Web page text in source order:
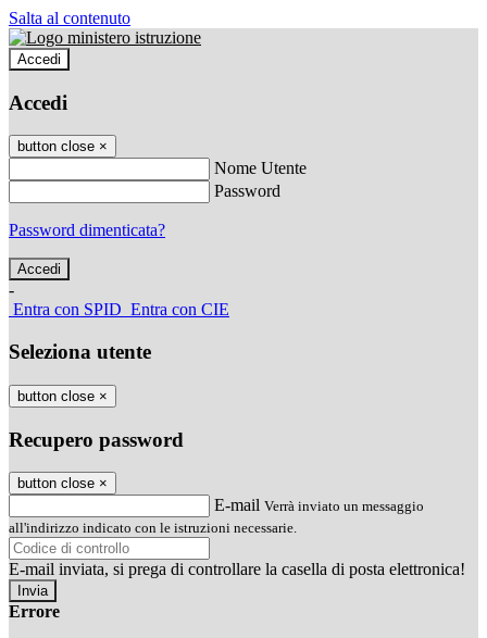
Salta al contenuto
Accedi
Accedi
button close ×
Nome Utente
Password
Password dimenticata?
-
Entra con SPID Entra con CIE
Seleziona utente
button close ×
Recupero password
button close ×
E-mail Verrà inviato un messaggio
all'indirizzo indicato con le istruzioni necessarie.
E-mail inviata, si prega di controllare la casella di posta elettronica!
Errore